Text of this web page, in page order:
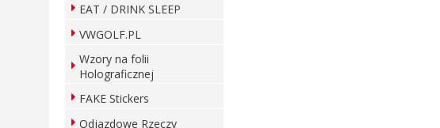
EAT / DRINK SLEEP
VWGOLF.PL
Wzory na folii
Holograficznej
FAKE Stickers
Odjazdowe Rzeczy